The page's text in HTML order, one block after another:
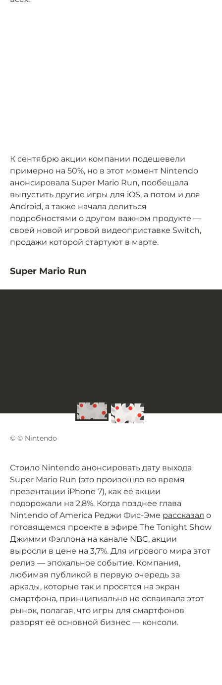
К сентябрю акции компании подешевели
примерно на 50%, но в этот момент Nintendo
анонсировала Super Mario Run, пообещала
выпустить другие игры для iOS, а потом и для
Android, а также начала делиться
подробностями о другом важном продукте —
своей новой игровой видеоприставке Switch,
продажи которой стартуют в марте.
Super Mario Run
© © Nintendo
Стоило Nintendo анонсировать дату выхода
Super Mario Run (это произошло во время
презентации iPhone 7), как её акции
подорожали на 2,8%. Когда позднее глава
Nintendo of America Реджи Фис-Эме рассказал о
готовящемся проекте в эфире The Tonight Show
Джимми Фэллона на канале NBC, акции
выросли в цене на 3,7%. Для игрового мира этот
релиз — эпохальное событие. Компания,
любимая публикой в первую очередь за
аркады, которые так и просятся на экран
смартфона, принципиально не осваивала этот
рынок, полагая, что игры для смартфонов
разорят её основной бизнес — консоли.